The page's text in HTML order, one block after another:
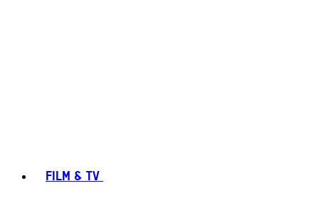
FILM & TV